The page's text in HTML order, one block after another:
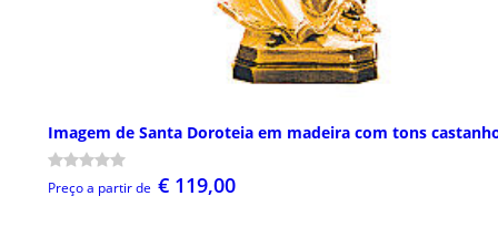
Imagem de Santa Doroteia em madeira com tons
Preço a partir de € 119,00